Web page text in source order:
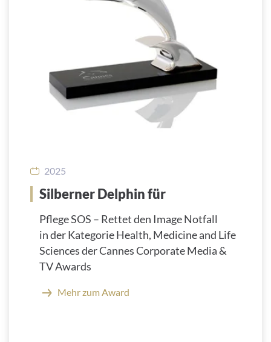
2025
Silberner Delphin für
Pflege SOS – Rettet den Image Notfall
in der Kategorie Health, Medicine and Life
Sciences der Cannes Corporate Media &
TV Awards
Mehr zum Award